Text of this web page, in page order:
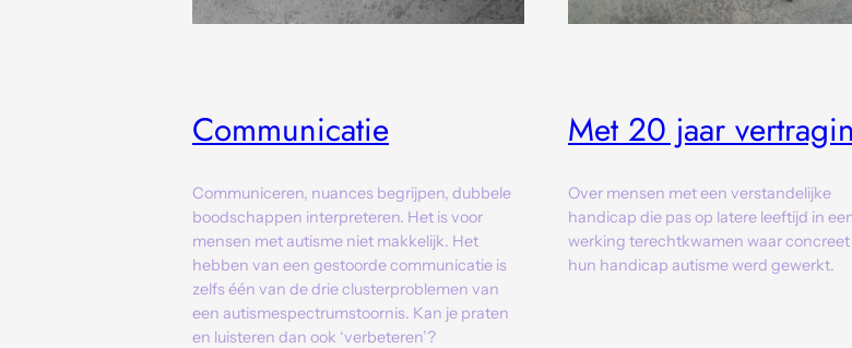
Communicatie
Communiceren, nuances begrijpen, dubbele
boodschappen interpreteren. Het is voor
mensen met autisme niet makkelijk. Het
hebben van een gestoorde communicatie is
zelfs één van de drie clusterproblemen van
een autismespectrumstoornis. Kan je praten
en luisteren dan ook ‘verbeteren’?
Met 20 jaar
Over mensen met een verstandelijke
handicap die pas op latere leeftijd in
werking terechtkwamen waar
hun handicap autisme werd gewerkt.